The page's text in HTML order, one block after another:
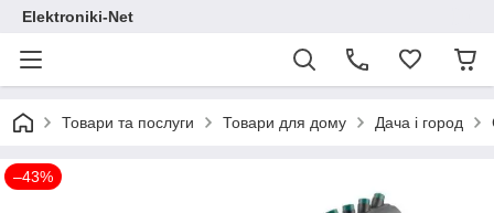
Elektroniki-Net
Товари та послуги Товари для дому Дача і город
–43%